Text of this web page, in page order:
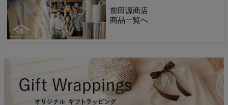
前田源商店
商品一覧へ